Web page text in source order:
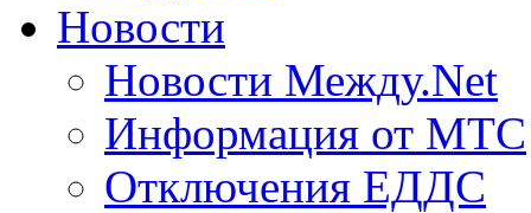
Новости
Новости Между.Net
Информация от МТС
Отключения ЕДДС